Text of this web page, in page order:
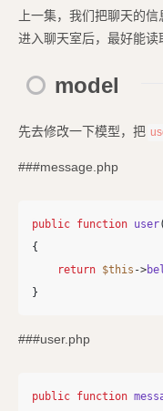
上一集，我们把聊天的
进入聊天室后，最好能读
model
先去修改一下模型，把
###message.php
public function user
{
return $this ->
}
###user.php
public function